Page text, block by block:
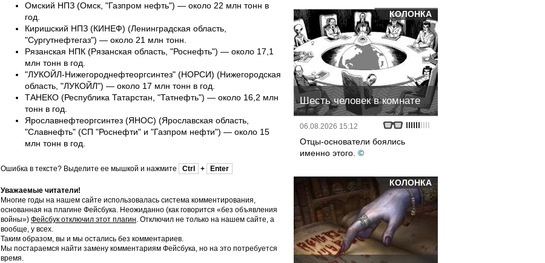
Омский НПЗ (Омск, "Газпром нефть") — около 22 млн тонн в
год.
Киришский НПЗ (КИНЕФ) (Ленинградская область,
"Сургутнефтегаз") — около 21 млн тонн.
Рязанская НПК (Рязанская область, "Роснефть") — около 17,1
млн тонн в год.
"ЛУКОЙЛ-Нижегороднефтеоргсинтез" (НОРСИ) (Нижегородская
область, "ЛУКОЙЛ") — около 17 млн тонн в год.
ТАНЕКО (Республика Татарстан, "Татнефть") — около 16,2 млн
тонн в год.
Ярославнефтеоргсинтез (ЯНОС) (Ярославская область,
"Славнефть" (СП "Роснефти" и "Газпром нефти") — около 15
млн тонн в год.
Ошибка в тексте? Выделите ее мышкой и нажмите Ctrl + Enter
Уважаемые читатели!
Многие годы на нашем сайте использовалась система комментирования,
основанная на плагине Фейсбука. Неожиданно (как говорится «без объявления
войны») Фейсбук отключил этот плагин. Отключил не только на нашем сайте, а
вообще, у всех.
Таким образом, вы и мы остались без комментариев.
Мы постараемся найти замену комментариям Фейсбука, но на это потребуется
время.
КОЛОНКА
Шесть человек в комнате
06.08.2026 15:12
Отцы-основатели боялись
именно этого. ©
КОЛОНКА